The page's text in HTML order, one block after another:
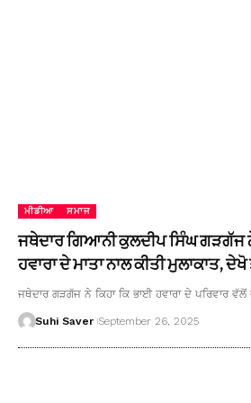
ਮੀਡੀਆ ਸਮਾਜ
ਜਥੇਦਾਰ ਗਿਆਨੀ ਕੁਲਦੀਪ ਸਿੰਘ ਗੜਗੱਜ
ਹਵਾਰਾ ਦੇ ਮਾਤਾ ਨਾਲ ਕੀਤੀ ਮੁਲਾਕਾਤ,
ਜਥੇਦਾਰ ਗੜਗੱਜ ਨੇ ਕਿਹਾ ਕਿ ਭਾਈ ਹਵਾਰਾ ਦੇ ਪਰਿਵਾਰ ਵੱਲੋਂ
Suhi Saver September 26, 2025